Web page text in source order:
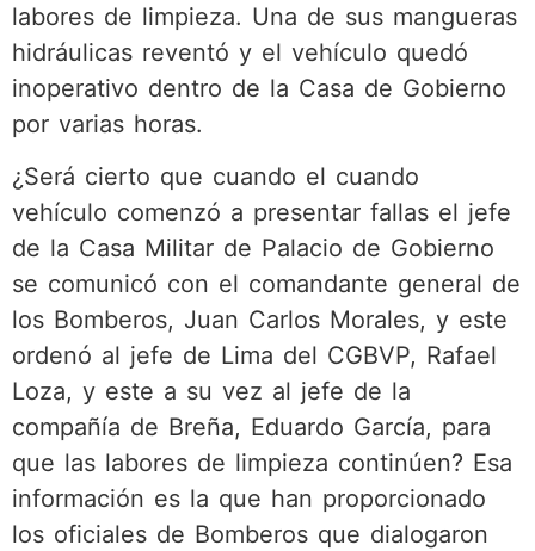
labores de limpieza. Una de sus mangueras
hidráulicas reventó y el vehículo quedó
inoperativo dentro de la Casa de Gobierno
por varias horas.
¿Será cierto que cuando el cuando
vehículo comenzó a presentar fallas el jefe
de la Casa Militar de Palacio de Gobierno
se comunicó con el comandante general de
los Bomberos, Juan Carlos Morales, y este
ordenó al jefe de Lima del CGBVP, Rafael
Loza, y este a su vez al jefe de la
compañía de Breña, Eduardo García, para
que las labores de limpieza continúen? Esa
información es la que han proporcionado
los oficiales de Bomberos que dialogaron